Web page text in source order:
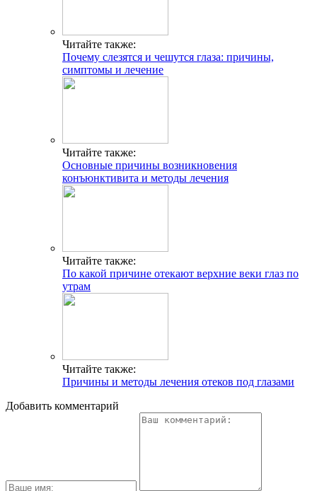
Читайте также:
Почему слезятся и чешутся глаза: причины,
симптомы и лечение
Читайте также:
Основные причины возникновения
конъюнктивита и методы лечения
Читайте также:
По какой причине отекают верхние веки глаз по
утрам
Читайте также:
Причины и методы лечения отеков под глазами
Добавить комментарий